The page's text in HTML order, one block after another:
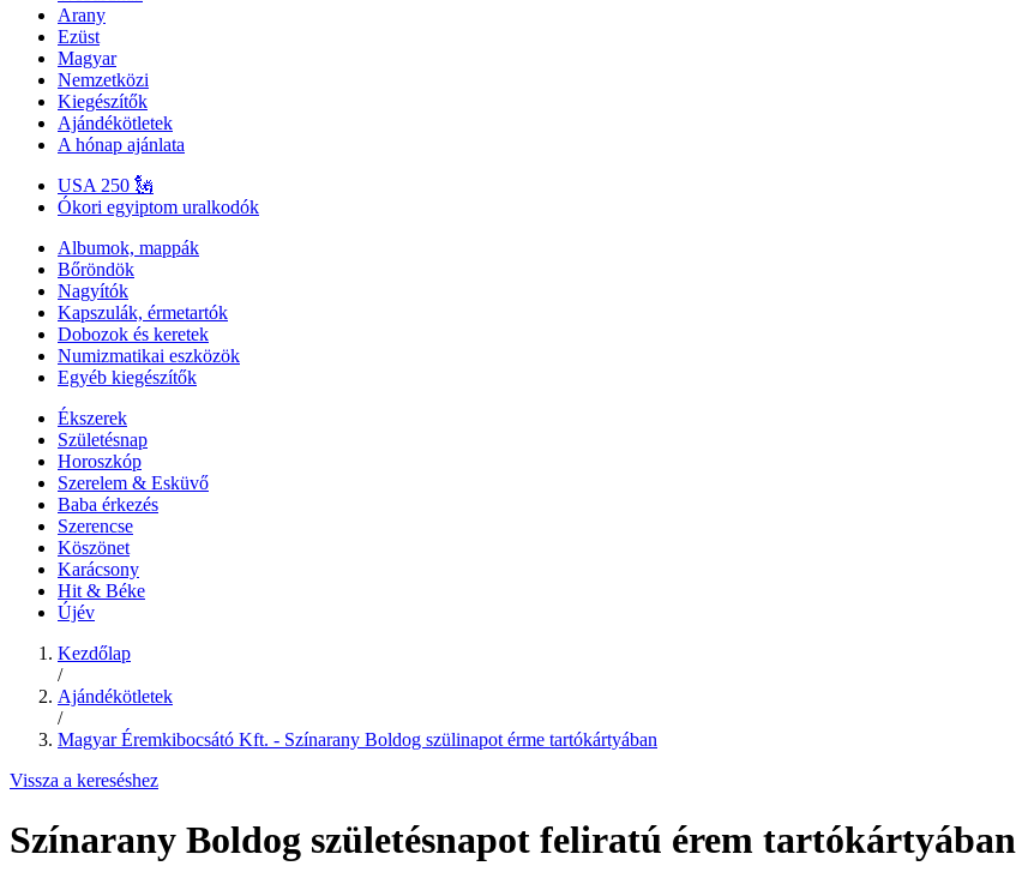
Arany
Ezüst
Magyar
Nemzetközi
Kiegészítők
Ajándékötletek
A hónap ajánlata
USA 250 🗽
Ókori egyiptom uralkodók
Albumok, mappák
Bőröndök
Nagyítók
Kapszulák, érmetartók
Dobozok és keretek
Numizmatikai eszközök
Egyéb kiegészítők
Ékszerek
Születésnap
Horoszkóp
Szerelem & Esküvő
Baba érkezés
Szerencse
Köszönet
Karácsony
Hit & Béke
Újév
Kezdőlap
/
Ajándékötletek
/
Magyar Éremkibocsátó Kft. - Színarany Boldog szülinapot érme tartókártyában
Vissza a kereséshez
Színarany Boldog születésnapot feliratú érem tartókártyában